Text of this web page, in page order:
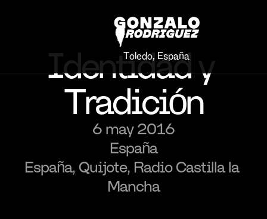
Toledo, España
Identidad y
Tradición
6 may 2016
España
España, Quijote, Radio Castilla la
Mancha